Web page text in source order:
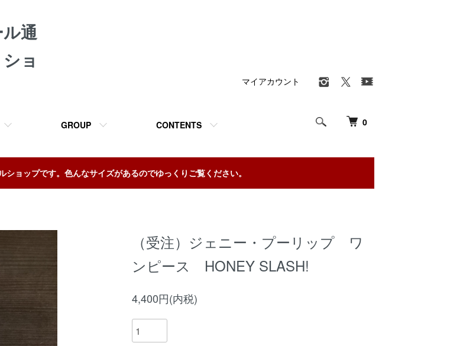
通
ョ
0
GROUP CONTENTS
マイアカウント
ショップです。色んなサイズがあるのでゆっくりご覧ください。
（受注）ジェニー・プーリップ ワ
ンピース HONEY SLASH!
4,400円(内税)